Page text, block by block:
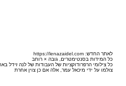
לאתר החדש:
https://lenazaidel.com
כל המידות בסנטימטרים, גובה × רוחב
כל צילומי הרפרודוקציות של העבודות של לנה זידל
צולמו על ידי מיכאל עמר, אלה אם כן צוין אחרת